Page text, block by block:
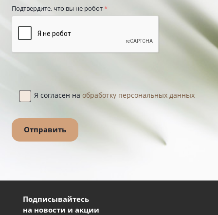
Подтвердите, что вы не робот*
Я согласен на обработку персональных данных
Подписывайтесь
на новости и акции